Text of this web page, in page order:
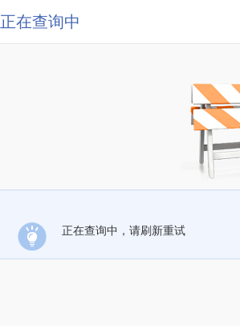
正在查询中
正在查询中，请刷新重试